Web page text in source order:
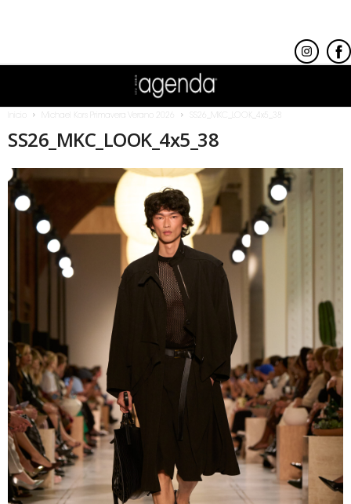
Michael Kors Primavera Verano 2026 SS26_MKC_LOOK_4x5_38
SS26_MKC_LOOK_4x5_38